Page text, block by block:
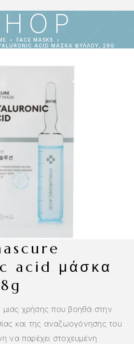
FACE MASKS
ACID ΜΆΣΚΑ ΦΎΛΛΟΥ, 28G
acid μάσκα
χρήσης που βοηθά στην
και της αναζωογόνησης του
να παρέχει στοχευμένη